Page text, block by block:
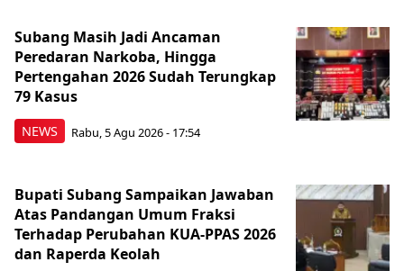
NEWS
Subang Masih Jadi Ancaman
Peredaran Narkoba, Hingga
Pertengahan 2026 Sudah Terungkap
79 Kasus
Rabu, 5 Agu 2026 - 17:54
Bupati Subang Sampaikan Jawaban
Atas Pandangan Umum Fraksi
Terhadap Perubahan KUA-PPAS 2026
dan Raperda Keolah